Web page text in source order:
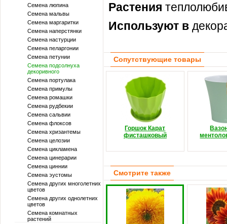
Семена люпина
Семена мальвы
Семена маргаритки
Семена наперстянки
Семена настурции
Семена пеларгонии
Семена петунии
Семена подсолнуха
декоривного
Семена портулака
Семена примулы
Семена ромашки
Семена рудбекии
Семена сальвии
Семена флоксов
Семена хризантемы
Семена целозии
Семена цикламена
Семена цинерарии
Семена циннии
Семена эустомы
Семена других многолетних
цветов
Семена других однолетних
цветов
Семена комнатных
растений
Растения
Используют в
Сопутствующие товары
Горшок Карат
фисташковый
Смотрите также